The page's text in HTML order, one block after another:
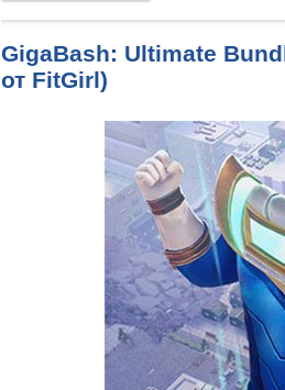
GigaBash: Ultimate
от FitGirl)